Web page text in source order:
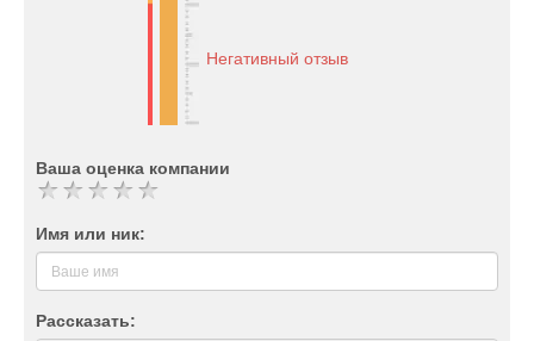
Негативный отзыв
Ваша оценка компании
Имя или ник:
Рассказать: